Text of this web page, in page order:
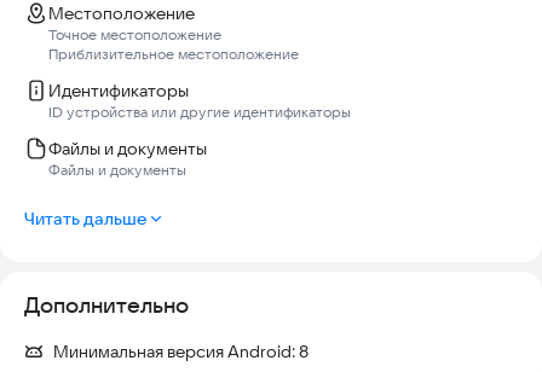
Местоположение
Точное местоположение
Приблизительное местоположение
Идентификаторы
ID устройства или другие идентификаторы
Файлы и документы
Файлы и документы
Читать дальше
Дополнительно
Минимальная версия Android:8